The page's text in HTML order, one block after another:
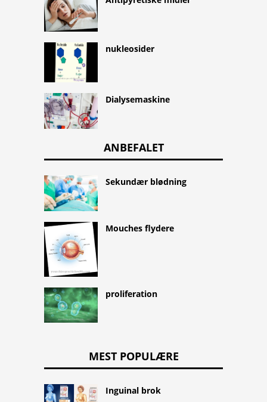
nukleosider
Dialysemaskine
ANBEFALET
Sekundær blødning
Mouches flydere
proliferation
MEST POPULÆRE
Inguinal brok